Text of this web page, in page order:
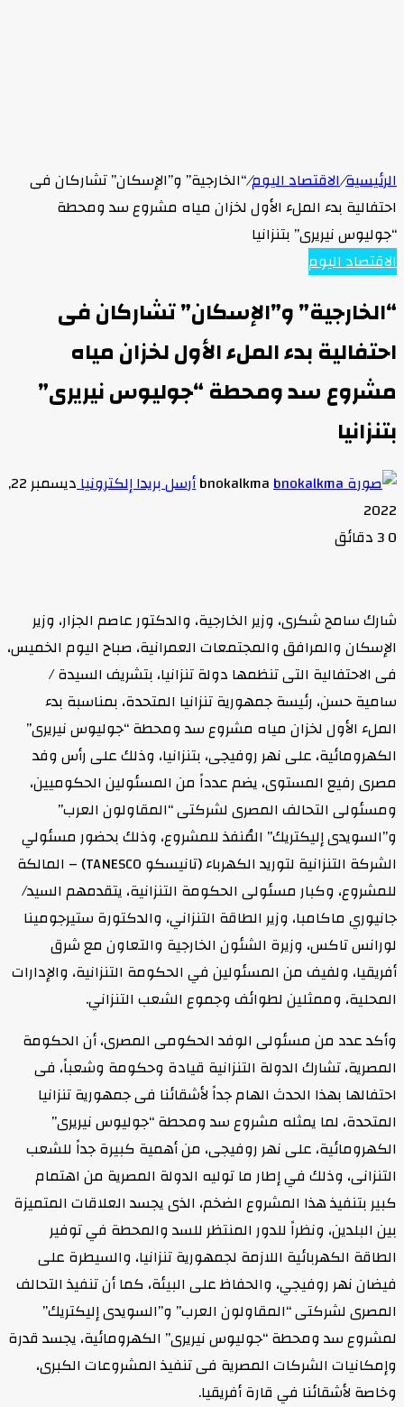
/الاقتصاد اليوم/“الخارجية” و”الإسكان” تشاركان فى
بدء الملء الأول لخزان مياه مشروع سد ومحطة
نيريرى” بتنزانيا
اليوم
و”الإسكان” تشاركان فى
بدء الملء الأول لخزان مياه
سد ومحطة “جوليوس نيريرى”
bnokalkmaأرسل بريدا إلكترونيا
ديسمبر 22,
3 دقائق
سامح شكرى، وزير الخارجية، والدكتور عاصم الجزار، وزير
والمرافق والمجتمعات العمرانية، صباح اليوم الخميس،
الاحتفالية التى تنظمها دولة تنزانيا، بتشريف السيدة /
حسن، رئيسة جمهورية تنزانيا المتحدة، بمناسبة بدء
الأول لخزان مياه مشروع سد ومحطة “جوليوس نيريرى”
على نهر روفيجى، بتنزانيا، وذلك على رأس وفد
رفيع المستوى، يضم عدداً من المسئولين الحكوميين،
التحالف المصرى لشركتى “المقاولون العرب”
إليكتريك” المُنفذ للمشروع، وذلك بحضور مسئولي
الشركة التنزانية لتوريد الكهرباء (تانيسكو TANESCO) – المالكة
وكبار مسئولى الحكومة التنزانية، يتقدمهم السيد/
ماكامبا، وزير الطاقة التنزاني، والدكتورة ستيرجومينا
تاكس، وزيرة الشئون الخارجية والتعاون مع شرق
ولفيف من المسئولين في الحكومة التنزانية، والإدارات
وممثلين لطوائف وجموع الشعب التنزاني.
عدد من مسئولى الوفد الحكومى المصرى، أن الحكومة
تشارك الدولة التنزانية قيادة وحكومة وشعباً، فى
بهذا الحدث الهام جداً لأشقائنا فى جمهورية تنزانيا
لما يمثله مشروع سد ومحطة “جوليوس نيريرى”
على نهر روفيجى، من أهمية كبيرة جداً للشعب
وذلك في إطار ما توليه الدولة المصرية من اهتمام
بتنفيذ هذا المشروع الضخم، الذى يجسد العلاقات المتميزة
البلدين، ونظراً للدور المنتظر للسد والمحطة في توفير
الكهربائية اللازمة لجمهورية تنزانيا، والسيطرة على
نهر روفيجي، والحفاظ على البيئة، كما أن تنفيذ التحالف
لشركتى “المقاولون العرب” و”السويدى إليكتريك”
سد ومحطة “جوليوس نيريرى” الكهرومائية، يجسد قدرة
الشركات المصرية فى تنفيذ المشروعات الكبرى،
لأشقائنا في قارة أفريقيا.